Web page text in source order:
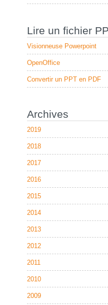
Lire un fichier
Visionneuse Powerpoint
OpenOffice
Convertir un PPT en PDF
Archives
2019
2018
2017
2016
2015
2014
2013
2012
2011
2010
2009